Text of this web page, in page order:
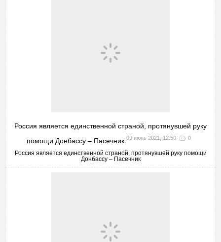
Россия является единственной страной, протянувшей руку
помощи Донбассу – Пасечник 09 июнь 2021, 12:50 0
Россия является единственной страной, протянувшей руку помощи
Донбассу – Пасечник